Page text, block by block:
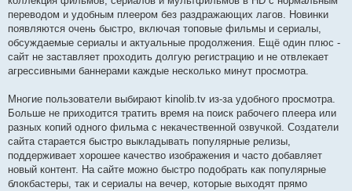
n
l
u
переводом и удобным плеером без раздражающих лагов. Новинки
появляются очень быстро, включая топовые фильмы и сериалы,
обсуждаемые сериалы и актуальные продолжения. Ещё один плюс -
сайт не заставляет проходить долгую регистрацию и не отвлекает
агрессивными баннерами каждые несколько минут просмотра.
Многие пользователи выбирают kinolib.tv из-за удобного просмотра.
Больше не приходится тратить время на поиск рабочего плеера или
разных копий одного фильма с некачественной озвучкой. Создатели
сайта старается быстро выкладывать популярные релизы,
поддерживает хорошее качество изображения и часто добавляет
новый контент. На сайте можно быстро подобрать как популярные
блокбастеры, так и сериалы на вечер, которые выходят прямо